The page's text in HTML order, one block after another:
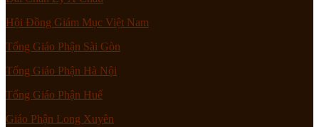
Hội Đồng Giám Mục Việt Nam
Tổng Giáo Phận Sài Gòn
Tổng Giáo Phận Hà Nội
Tổng Giáo Phận Huế
Giáo Phận Long Xuyên